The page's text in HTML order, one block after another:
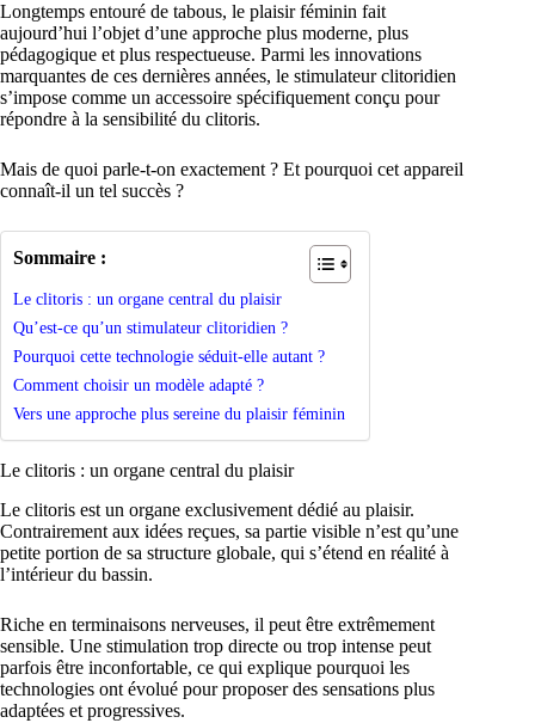
Longtemps entouré de tabous, le plaisir féminin fait
aujourd’hui l’objet d’une approche plus moderne, plus
pédagogique et plus respectueuse. Parmi les innovations
marquantes de ces dernières années, le stimulateur clitoridien
s’impose comme un accessoire spécifiquement conçu pour
répondre à la sensibilité du clitoris.
Mais de quoi parle-t-on exactement ? Et pourquoi cet appareil
connaît-il un tel succès ?
Sommaire :
Le clitoris : un organe central du plaisir
Qu’est-ce qu’un stimulateur clitoridien ?
Pourquoi cette technologie séduit-elle autant ?
Comment choisir un modèle adapté ?
Vers une approche plus sereine du plaisir féminin
Le clitoris : un organe central du plaisir
Le clitoris est un organe exclusivement dédié au plaisir.
Contrairement aux idées reçues, sa partie visible n’est qu’une
petite portion de sa structure globale, qui s’étend en réalité à
l’intérieur du bassin.
Riche en terminaisons nerveuses, il peut être extrêmement
sensible. Une stimulation trop directe ou trop intense peut
parfois être inconfortable, ce qui explique pourquoi les
technologies ont évolué pour proposer des sensations plus
adaptées et progressives.